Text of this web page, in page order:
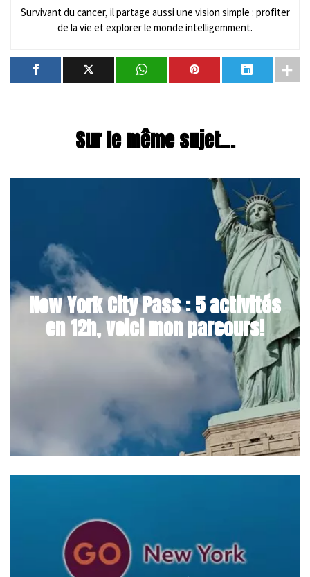
Survivant du cancer, il partage aussi une vision simple : profiter
de la vie et explorer le monde intelligemment.
Sur le même sujet...
New York City Pass : 5 activités
en 12h, voici mon parcours!